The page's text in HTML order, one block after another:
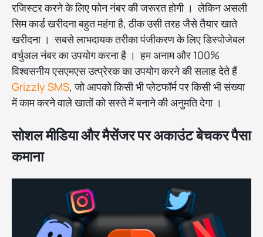
रजिस्टर करने के लिए फोन नंबर की जरूरत होगी । लेकिन असली
सिम कार्ड खरीदना बहुत महंगा है, ठीक उसी तरह जैसे तैयार खाते
खरीदना । सबसे लाभदायक तरीका पंजीकरण के लिए डिस्पोजेबल
वर्चुअल नंबर का उपयोग करना है । हम अनाम और 100%
विश्वसनीय एसएमएस उत्प्रेरक का उपयोग करने की सलाह देते हैं
Grizzly SMS, जो आपको किसी भी प्लेटफॉर्म पर किसी भी संख्या
में काम करने वाले खातों को सस्ते में बनाने की अनुमति देगा ।
सोशल मीडिया और मैसेंजर पर अकाउंट बेचकर पैसा
कमाना